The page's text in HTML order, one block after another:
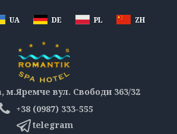
UA DE PL ZH
м.Яремче вул. Свободи 363/32
+38 (0987) 333-555
telegram